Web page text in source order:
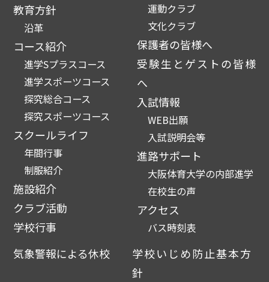
教育方針
沿革
コース紹介
進学Sプラスコース
進学スポーツコース
探究総合コース
探究スポーツコース
スクールライフ
年間行事
制服紹介
施設紹介
クラブ活動
学校行事
運動クラブ
文化クラブ
保護者の皆様へ
受験生とゲストの皆様
へ
入試情報
WEB出願
入試説明会等
進路サポート
大阪体育大学の内部進学
在校生の声
アクセス
バス時刻表
気象警報による休校
学校いじめ防止基本方
針